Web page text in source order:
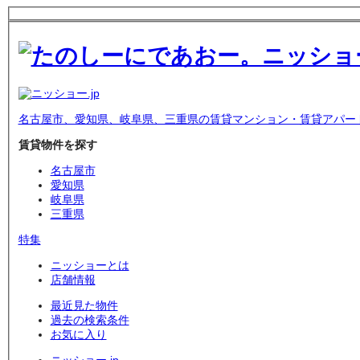
名古屋市、愛知県、岐阜県、三重県の賃貸マンション・賃貸アパー
賃貸物件を探す
名古屋市
愛知県
岐阜県
三重県
特集
ニッショーとは
店舗情報
最近見た物件
過去の検索条件
お気に入り